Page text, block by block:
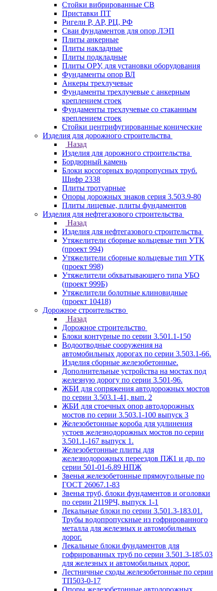
Стойки вибрированные СВ
Приставки ПТ
Ригели Р, АР, РЦ, РФ
Сваи фундаментов для опор ЛЭП
Плиты анкерные
Плиты накладные
Плиты подкладные
Плиты ОРУ, для установки оборудования
Фундаменты опор ВЛ
Анкеры трехлучевые
Фундаменты трехлучевые с анкерным
креплением стоек
Фундаменты трехлучевые со стаканным
креплением стоек
Стойки центрифугированные конические
Изделия для дорожного строительства
Назад
Изделия для дорожного строительства
Бордюрный камень
Блоки косогорных водопропусных труб.
Шифр 2338
Плиты тротуарные
Опоры дорожных знаков серия 3.503.9-80
Плиты лицевые, плиты фундаментов
Изделия для нефтегазового строительства
Назад
Изделия для нефтегазового строительства
Утяжелители сборные кольцевые тип УТК
(проект 994)
Утяжелители сборные кольцевые тип УТК
(проект 998)
Утяжелители обхватывающего типа УБО
(проект 999Б)
Утяжелители болотные клиновидные
(проект 10418)
Дорожное строительство
Назад
Дорожное строительство
Блоки контурные по серии 3.501.1-150
Водоотводные сооружения на
автомобильных дорогах по серии 3.503.1-66.
Изделия сборные железобетонные.
Дополнительные устройства на мостах под
железную дорогу по серии 3.501-96.
ЖБИ для сопряжения автодорожных мостов
по серии 3.503.1-41, вып. 2
ЖБИ для стоечных опор автодорожных
мостов по серии 3.503.1-100 выпуск 3
Железобетонные короба для удлинения
устоев железнодорожных мостов по серии
3.501.1-167 выпуск 1.
Железобетонные плиты для
железнодорожных переездов ПЖ1 и др. по
серии 501-01-6.89 НПЖ
Звенья железобетонные прямоугольные по
ГОСТ 26067.1-83
Звенья труб, блоки фундаментов и оголовки
по серии 2119РЧ, выпуск 1-1
Лекальные блоки по серии 3.501.3-183.01.
Трубы водопропускные из гофрированного
металла для железных и автомобильных
дорог.
Лекальные блоки фундаментов для
гофрированных труб по серии 3.501.3-185.03
для железных и автомобильных дорог.
Лестничные сходы железобетонные по серии
ТП503-0-17
Опоры железобетонные автодорожных